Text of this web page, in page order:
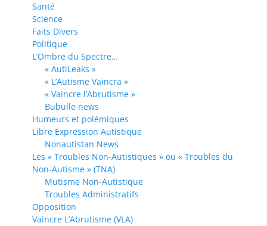
Santé
Science
Faits Divers
Politique
L’Ombre du Spectre…
« AutiLeaks »
« L’Autisme Vaincra »
« Vaincre l’Abrutisme »
Bubulle news
Humeurs et polémiques
Libre Expression Autistique
Nonautistan News
Les « Troubles Non-Autistiques » ou « Troubles du
Non-Autisme » (TNA)
Mutisme Non-Autistique
Troubles Administratifs
Opposition
Vaincre L’Abrutisme (VLA)